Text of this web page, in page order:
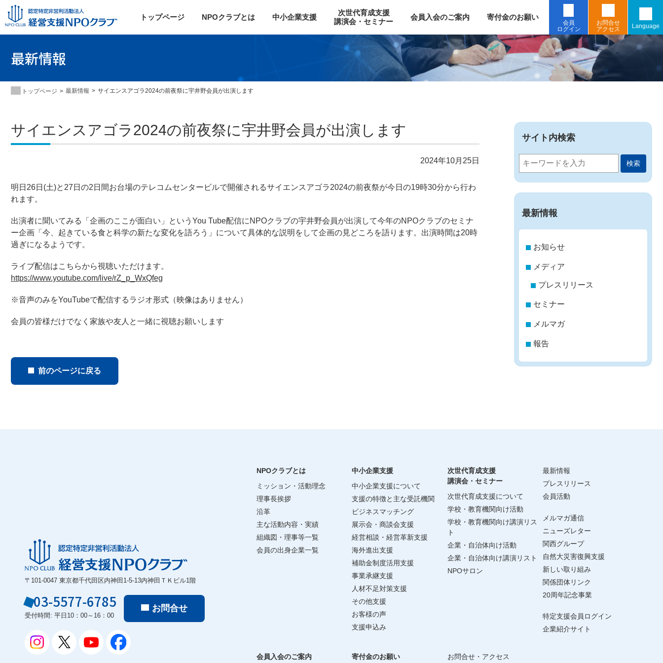
トップページ NPOクラブとは 中小企業支援
次世代育成支援
講演会・セミナー
会員入会のご案内 寄付金のお願い
会員
ログイン
お問合せ
アクセス
Language
最新情報
トップページ 最新情報 サイエンスアゴラ2024の前夜祭に宇井野会員が出演します
サイエンスアゴラ2024の前夜祭に宇井野会員が出演します
2024年10月25日
明日26日(土)と27日の2日間お台場のテレコムセンタービルで開催されるサイエンスアゴラ2024の前夜祭が今日の19時30分から行わ
れます。
出演者に聞いてみる「企画のここが面白い」というYou Tube配信にNPOクラブの宇井野会員が出演して今年のNPOクラブのセミナ
ー企画「今、起きている食と科学の新たな変化を語ろう」について具体的な説明をして企画の見どころを語ります。出演時間は20時
過ぎになるようです。
ライブ配信はこちらから視聴いただけます。
https://www.youtube.com/live/rZ_p_WxQfeg
※音声のみをYouTubeで配信するラジオ形式（映像はありません）
会員の皆様だけでなく家族や友人と一緒に視聴お願いします
前のページに戻る
サイト内検索
検索
最新情報
お知らせ
メディア
プレスリリース
セミナー
メルマガ
報告
〒101-0047 東京都千代田区内神田1-5-13内神田ＴＫビル1階
03-5577-6785
受付時間: 平日10：00～16：00
お問合せ
NPOクラブとは
ミッション・活動理念
理事長挨拶
沿革
主な活動内容・実績
組織図・理事等一覧
会員の出身企業一覧
中小企業支援
中小企業支援について
支援の特徴と主な受託機関
ビジネスマッチング
展示会・商談会支援
経営相談・経営革新支援
海外進出支援
補助金制度活用支援
事業承継支援
人材不足対策支援
その他支援
お客様の声
支援申込み
次世代育成支援
講演会・セミナー
次世代育成支援について
学校・教育機関向け活動
学校・教育機関向け講演リス
ト
企業・自治体向け活動
企業・自治体向け講演リスト
NPOサロン
最新情報
プレスリリース
会員活動
メルマガ通信
ニューズレター
関西グループ
自然大災害復興支援
新しい取り組み
関係団体リンク
20周年記念事業
特定支援会員ログイン
企業紹介サイト
会員入会のご案内 寄付金のお願い お問合せ・アクセス